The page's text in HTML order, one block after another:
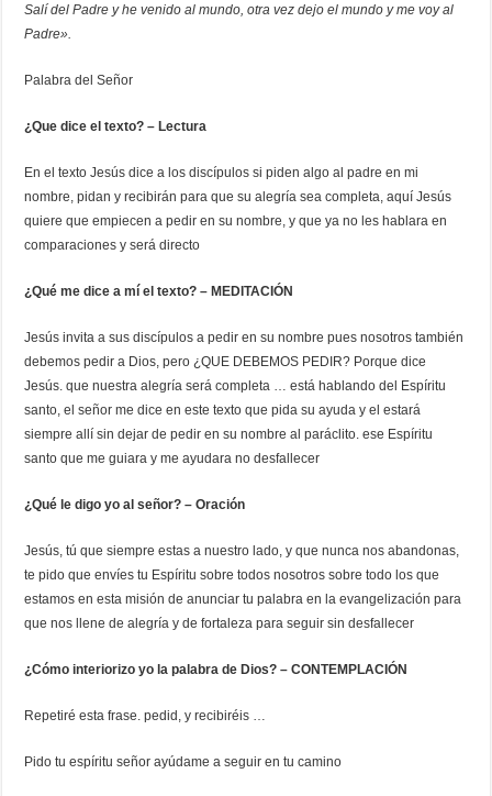
Salí del Padre y he venido al mundo, otra vez dejo el mundo y me voy al
Padre».
Palabra del Señor
¿Que dice el texto? – Lectura
En el texto Jesús dice a los discípulos si piden algo al padre en mi
nombre, pidan y recibirán para que su alegría sea completa, aquí Jesús
quiere que empiecen a pedir en su nombre, y que ya no les hablara en
comparaciones y será directo
¿Qué me dice a mí el texto? – MEDITACIÓN
Jesús invita a sus discípulos a pedir en su nombre pues nosotros también
debemos pedir a Dios, pero ¿QUE DEBEMOS PEDIR? Porque dice
Jesús. que nuestra alegría será completa … está hablando del Espíritu
santo, el señor me dice en este texto que pida su ayuda y el estará
siempre allí sin dejar de pedir en su nombre al paráclito. ese Espíritu
santo que me guiara y me ayudara no desfallecer
¿Qué le digo yo al señor? – Oración
Jesús, tú que siempre estas a nuestro lado, y que nunca nos abandonas,
te pido que envíes tu Espíritu sobre todos nosotros sobre todo los que
estamos en esta misión de anunciar tu palabra en la evangelización para
que nos llene de alegría y de fortaleza para seguir sin desfallecer
¿Cómo interiorizo yo la palabra de Dios? – CONTEMPLACIÓN
Repetiré esta frase. pedid, y recibiréis …
Pido tu espíritu señor ayúdame a seguir en tu camino